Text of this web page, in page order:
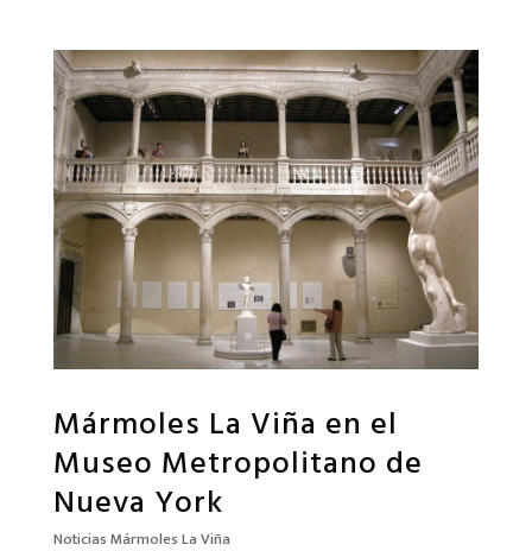
Mármoles La Viña en el
Museo Metropolitano de
Nueva York
Noticias Mármoles La Viña